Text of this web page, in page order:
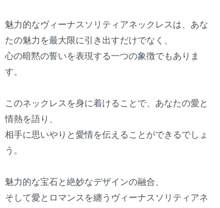
魅力的なヴィーナスソリティアネックレスは、あな
たの魅力を最大限に引き出すだけでなく、
心の暗黙の誓いを表現する一つの象徴でもありま
す。
このネックレスを身に着けることで、あなたの愛と
情熱を語り、
相手に思いやりと愛情を伝えることができるでしょ
う。
魅力的な宝石と絶妙なデザインの融合、
そして愛とロマンスを纏うヴィーナスソリティアネ